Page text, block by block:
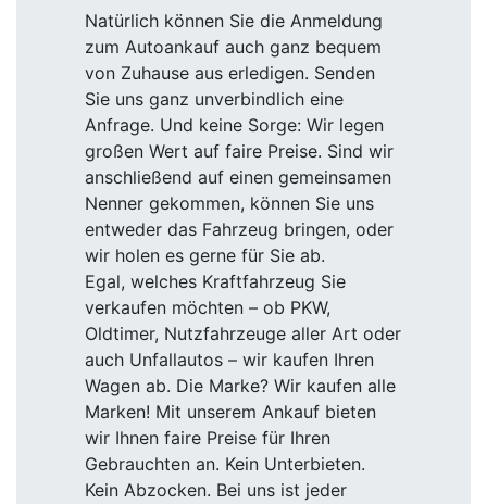
Natürlich können Sie die Anmeldung
zum Autoankauf auch ganz bequem
von Zuhause aus erledigen. Senden
Sie uns ganz unverbindlich eine
Anfrage. Und keine Sorge: Wir legen
großen Wert auf faire Preise. Sind wir
anschließend auf einen gemeinsamen
Nenner gekommen, können Sie uns
entweder das Fahrzeug bringen, oder
wir holen es gerne für Sie ab.
Egal, welches Kraftfahrzeug Sie
verkaufen möchten – ob PKW,
Oldtimer, Nutzfahrzeuge aller Art oder
auch Unfallautos – wir kaufen Ihren
Wagen ab. Die Marke? Wir kaufen alle
Marken! Mit unserem Ankauf bieten
wir Ihnen faire Preise für Ihren
Gebrauchten an. Kein Unterbieten.
Kein Abzocken. Bei uns ist jeder